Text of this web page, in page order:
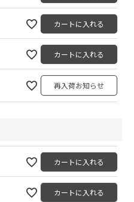
カートに入れる
カートに入れる
再入荷お知らせ
カートに入れる
カートに入れる